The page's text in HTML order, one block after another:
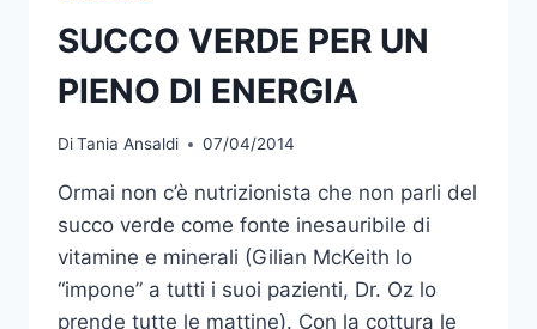
SUCCO VERDE PER UN
PIENO DI ENERGIA
DiTania Ansaldi 07/04/2014
Ormai non c’è nutrizionista che non parli del
succo verde come fonte inesauribile di
vitamine e minerali (Gilian McKeith lo
“impone” a tutti i suoi pazienti, Dr. Oz lo
prende tutte le mattine). Con la cottura le